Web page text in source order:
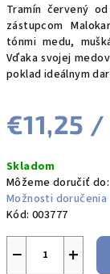
Tramín červený
zástupcom
tónmi medu,
Vďaka svojej
poklad ideálnym
€11,25 /
cena:
Skladom
Môžeme doručiť do:
Možnosti doručenia
Kód: 003777
+
−